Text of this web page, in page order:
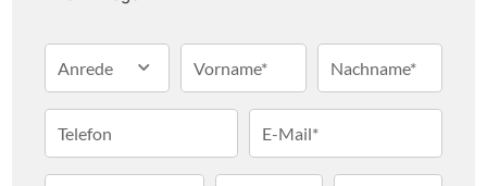
Anrede Vorname* Nachname*
Telefon E-Mail*